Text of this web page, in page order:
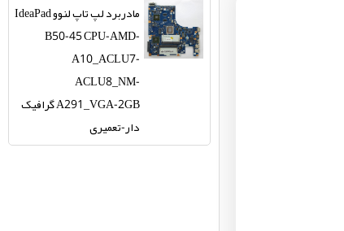
مادربرد لپ تاپ لنوو IdeaPad
B50-45 CPU-AMD-
A10_ACLU7-
ACLU8_NM-
A291_VGA-2GB گرافیک
دار-تعمیری